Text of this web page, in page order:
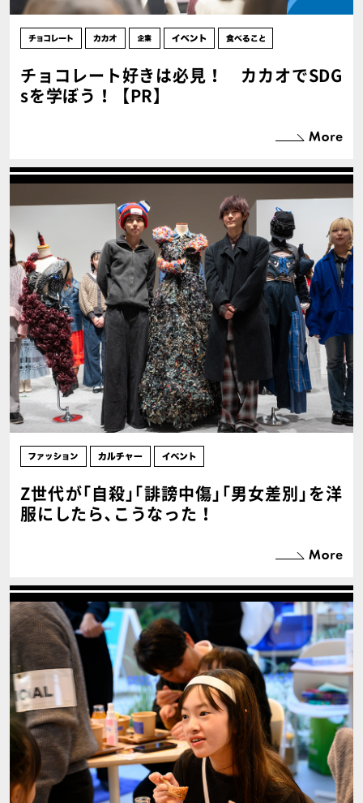
チョコレート好きは必見！ カカオでSDG
sを学ぼう！【PR】
Z世代が｢自殺｣｢誹謗中傷｣｢男女差別｣を洋
服にしたら､こうなった！